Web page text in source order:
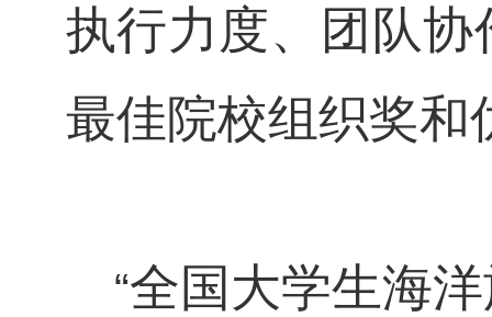
执行力度、团队
最佳院校组织奖和
“全国大学生海